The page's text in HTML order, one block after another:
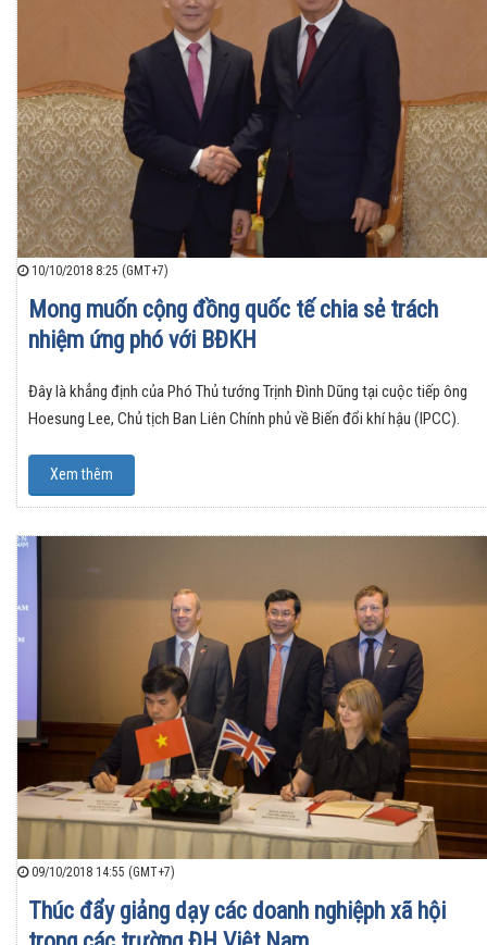
10/10/2018 8:25 (GMT+7)
Mong muốn cộng đồng quốc tế chia sẻ trách
nhiệm ứng phó với BĐKH
Đây là khẳng định của Phó Thủ tướng Trịnh Đình Dũng tại cuộc tiếp ông
Hoesung Lee, Chủ tịch Ban Liên Chính phủ về Biến đổi khí hậu (IPCC).
Xem thêm
09/10/2018 14:55 (GMT+7)
Thúc đẩy giảng dạy các doanh nghiệph xã hội